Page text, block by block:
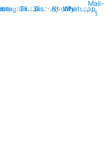
TiktokDiscordSpotifyWhatsapp
Mail-
1